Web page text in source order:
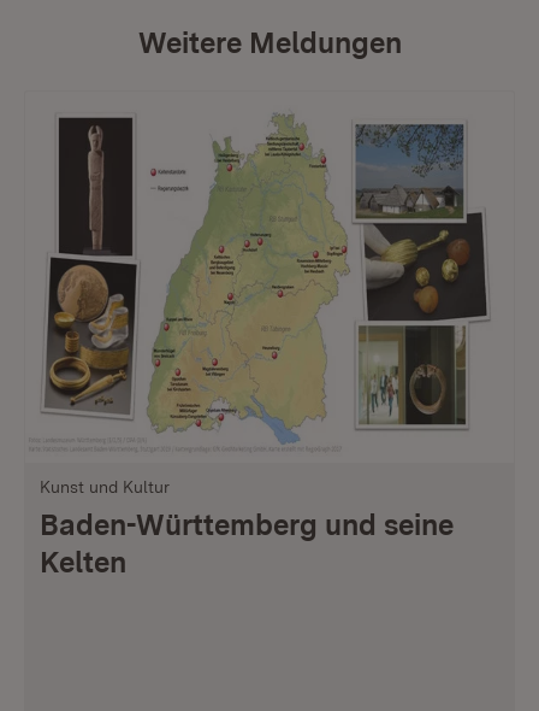
Weitere Meldungen
Kunst und Kultur
Baden-Württemberg und seine
Kelten